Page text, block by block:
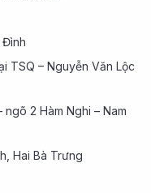
Đình
TSQ – Nguyễn Văn Lộc
2 Hàm Nghi – Nam
Hai Bà Trưng